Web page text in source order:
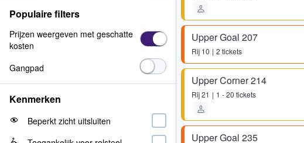
Upper Goal 207
Rij 10 2 tickets
Upper Corner 214
Rij21 1 - 20 tickets
Upper Goal 235
Populaire filters
Prijzen weergeven met geschatte
kosten
Gangpad
Kenmerken
Beperkt zicht uitsluiten